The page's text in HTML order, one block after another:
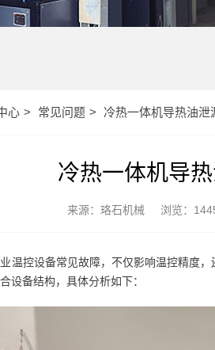
心 常见问题 冷热一体机导热油泄
冷热一体机导
来源：珞石机械 浏览：
温控设备常见故障，不仅影响温控精度
设备结构，具体分析如下：